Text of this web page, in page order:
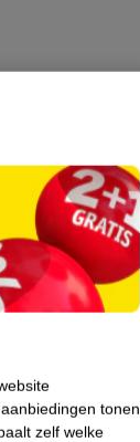
tonen
zelf welke